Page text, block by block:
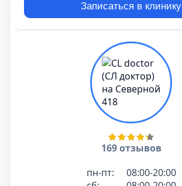
Записаться в клинику
169 отзывов
пн-пт:
08:00-20:00